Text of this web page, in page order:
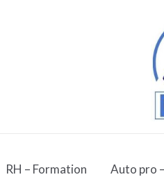
RH – Formation Auto pro